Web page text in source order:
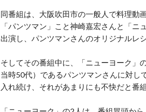
同番組は、大阪吹田市の一般人で料理動
「パンツマン」こと神崎嘉宏さんと「
出演し、パンツマンさんのオリジナルレ
そしてその番組中に、「ニューヨーク」
当時50代）であるパンツマンさんに対し
入れ続け、それがあまりにも不快だと番